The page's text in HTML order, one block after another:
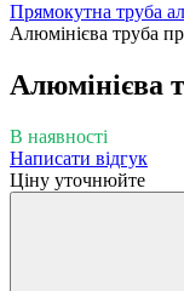
Прямокутна труба
Алюмінієва труба
Алюмінієва
В наявності
Написати відгук
Ціну уточнюйте